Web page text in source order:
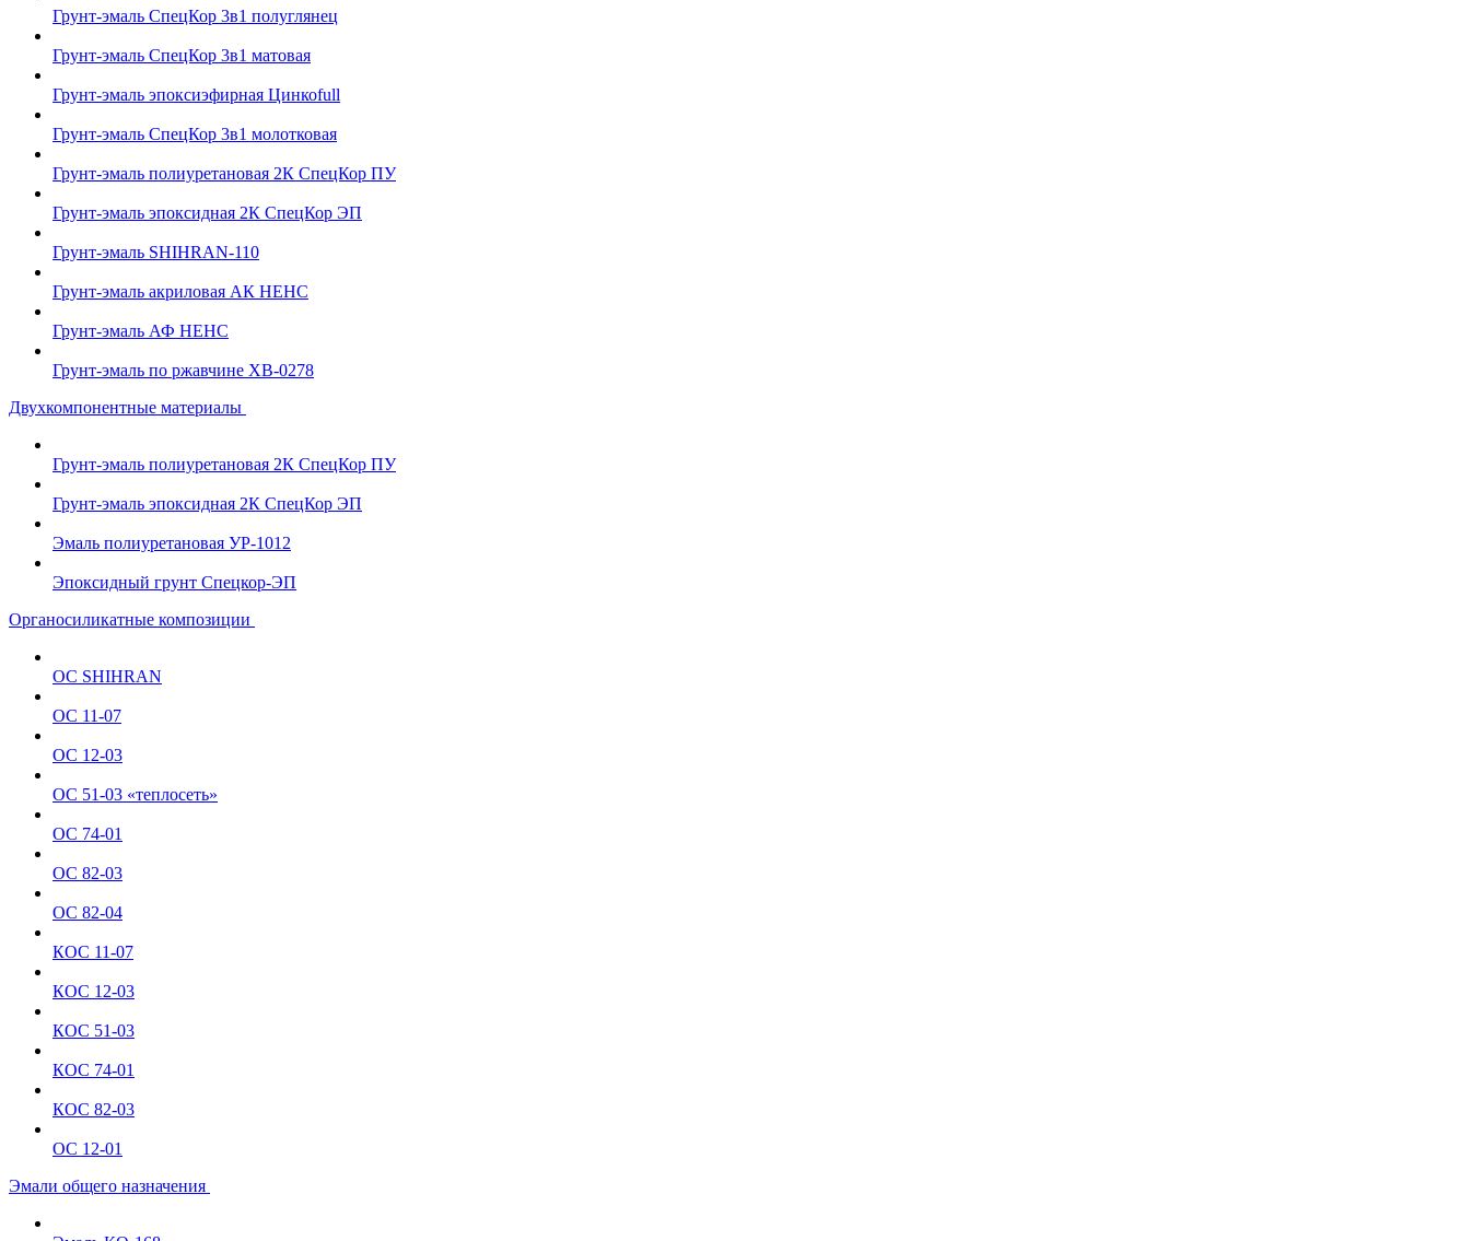
Грунт-эмаль СпецКор 3в1 полуглянец
Грунт-эмаль СпецКор 3в1 матовая
Грунт-эмаль эпоксиэфирная Цинкоfull
Грунт-эмаль СпецКор 3в1 молотковая
Грунт-эмаль полиуретановая 2К СпецКор ПУ
Грунт-эмаль эпоксидная 2К СпецКор ЭП
Грунт-эмаль SHIHRAN-110
Грунт-эмаль акриловая АК НЕНС
Грунт-эмаль АФ НЕНС
Грунт-эмаль по ржавчине ХВ-0278
Двухкомпонентные материалы
Грунт-эмаль полиуретановая 2К СпецКор ПУ
Грунт-эмаль эпоксидная 2К СпецКор ЭП
Эмаль полиуретановая УР-1012
Эпоксидный грунт Спецкор-ЭП
Органосиликатные композиции
ОС SHIHRAN
ОС 11-07
ОС 12-03
ОС 51-03 «теплосеть»
ОС 74-01
ОС 82-03
ОС 82-04
КОС 11-07
КОС 12-03
КОС 51-03
КОС 74-01
КОС 82-03
ОС 12-01
Эмали общего назначения